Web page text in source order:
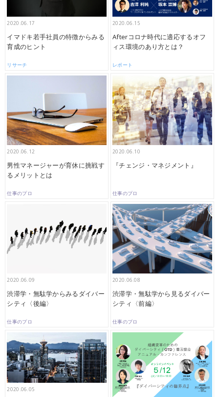
2020.06.17
イマドキ若手社員の特徴からみる
育成のヒント
リサーチ
2020.06.15
Afterコロナ時代に適応するオフ
ィス環境のあり方とは？
レポート
2020.06.12
男性マネージャーが育休に挑戦す
るメリットとは
仕事のプロ
2020.06.10
『チェンジ・マネジメント』
仕事のプロ
2020.06.09
渋滞学・無駄学からみるダイバー
シティ〈後編〉
仕事のプロ
2020.06.08
渋滞学・無駄学から見るダイバー
シティ〈前編〉
仕事のプロ
2020.06.05